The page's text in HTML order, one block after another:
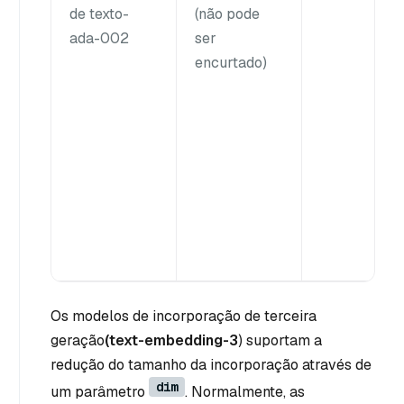
de texto-
ada-002
(não pode
ser
encurtado)
Os modelos de incorporação de terceira
geração(text-embedding-3) suportam a
redução do tamanho da incorporação através de
um parâmetro
dim . Normalmente, as